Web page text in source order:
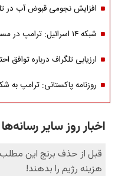
افزایش نجومی قبوض آب در
شبکه ۱۴ اسرائیل: ترامپ در مسیر توافق با ایران قرار دارد
ارزیابی تلگراف درباره توافق
روزنامه پاکستانی: ترامپ